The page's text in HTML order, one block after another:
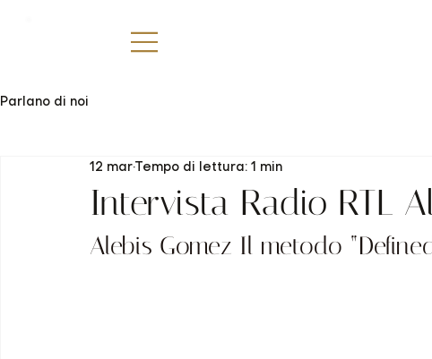
Parlano di noi
Intervista Radio RTL
12 marTempo di lettura: 1 min
Alebis Gomez Il metodo